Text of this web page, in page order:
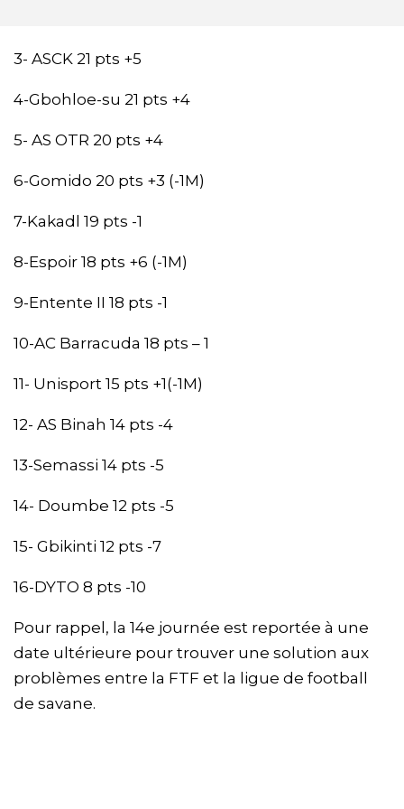
3- ASCK 21 pts +5
4-Gbohloe-su 21 pts +4
5- AS OTR 20 pts +4
6-Gomido 20 pts +3 (-1M)
7-Kakadl 19 pts -1
8-Espoir 18 pts +6 (-1M)
9-Entente II 18 pts -1
10-AC Barracuda 18 pts – 1
11- Unisport 15 pts +1(-1M)
12- AS Binah 14 pts -4
13-Semassi 14 pts -5
14- Doumbe 12 pts -5
15- Gbikinti 12 pts -7
16-DYTO 8 pts -10
Pour rappel, la 14e journée est reportée à une
date ultérieure pour trouver une solution aux
problèmes entre la FTF et la ligue de football
de savane.